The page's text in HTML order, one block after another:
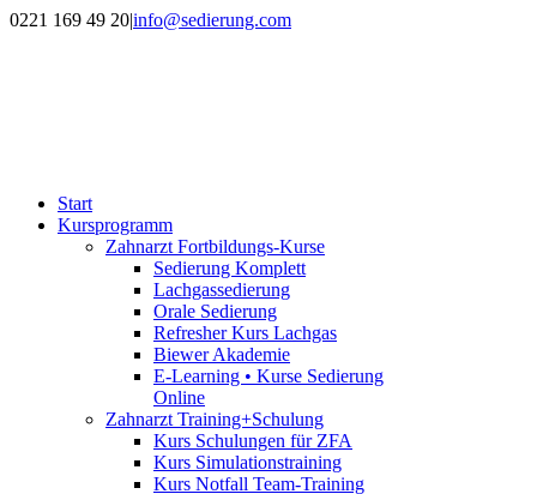
Zum
0221 169 49 20|info@sedierung.com
Start
Kursprogramm
Zahnarzt Fortbildungs-Kurse
Sedierung Komplett
Lachgassedierung
Orale Sedierung
Refresher Kurs Lachgas
Biewer Akademie
E-Learning • Kurse Sedierung
Online
Zahnarzt Training+Schulung
Kurs Schulungen für ZFA
Kurs Simulationstraining
Kurs Notfall Team-Training